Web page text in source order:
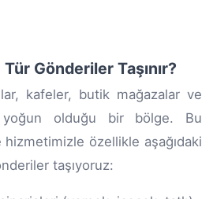
Tür Gönderiler Taşınır?
kafeler, butik mağazalar ve
yoğun olduğu bir bölge. Bu
özellikle aşağıdaki
taşıyoruz: